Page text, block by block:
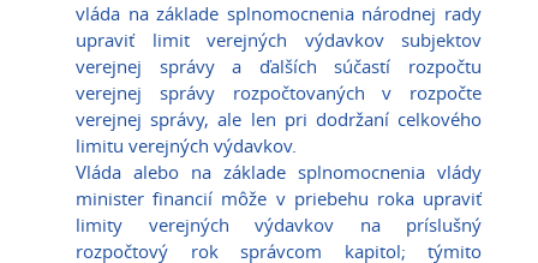
vláda na základe splnomocnenia národnej rady
upraviť limit verejných výdavkov subjektov
verejnej správy a ďalších súčastí rozpočtu
verejnej správy rozpočtovaných v rozpočte
verejnej správy, ale len pri dodržaní celkového
limitu verejných výdavkov.
Vláda alebo na základe splnomocnenia vlády
minister financií môže v priebehu roka upraviť
limity verejných výdavkov na príslušný
rozpočtový rok správcom kapitol; týmito